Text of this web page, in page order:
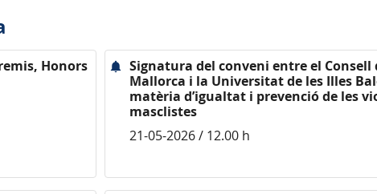
Honors
Signatura del conveni entre el Consell
Mallorca i la Universitat de les Illes
matèria d’igualtat i prevenció de les
masclistes
21-05-2026 / 12.00 h